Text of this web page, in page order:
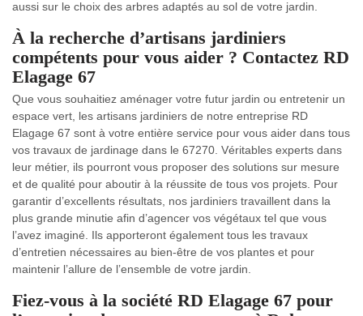
aussi sur le choix des arbres adaptés au sol de votre jardin.
À la recherche d’artisans jardiniers
compétents pour vous aider ? Contactez RD
Elagage 67
Que vous souhaitiez aménager votre futur jardin ou entretenir un
espace vert, les artisans jardiniers de notre entreprise RD
Elagage 67 sont à votre entière service pour vous aider dans tous
vos travaux de jardinage dans le 67270. Véritables experts dans
leur métier, ils pourront vous proposer des solutions sur mesure
et de qualité pour aboutir à la réussite de tous vos projets. Pour
garantir d’excellents résultats, nos jardiniers travaillent dans la
plus grande minutie afin d’agencer vos végétaux tel que vous
l’avez imaginé. Ils apporteront également tous les travaux
d’entretien nécessaires au bien-être de vos plantes et pour
maintenir l’allure de l’ensemble de votre jardin.
Fiez-vous à la société RD Elagage 67 pour